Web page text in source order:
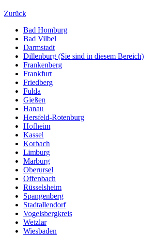
Zurück
Bad Homburg
Bad Vilbel
Darmstadt
Dillenburg (Sie sind in diesem Bereich)
Frankenberg
Frankfurt
Friedberg
Fulda
Gießen
Hanau
Hersfeld-Rotenburg
Hofheim
Kassel
Korbach
Limburg
Marburg
Oberursel
Offenbach
Rüsselsheim
Spangenberg
Stadtallendorf
Vogelsbergkreis
Wetzlar
Wiesbaden